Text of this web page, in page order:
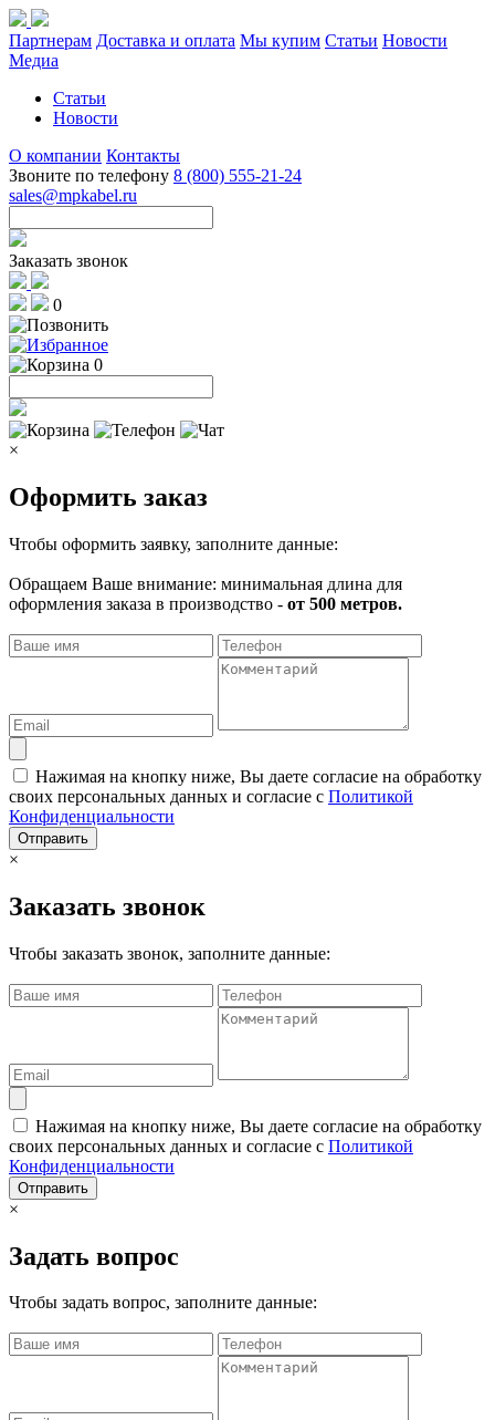
Партнерам Доставка и оплата Мы купим Статьи Новости
Медиа
Статьи
Новости
О компании Контакты
Звоните по телефону 8 (800) 555-21-24
sales@mpkabel.ru
Заказать звонок
0
0
×
Оформить заказ
Чтобы оформить заявку, заполните данные:
Обращаем Ваше внимание: минимальная длина для
оформления заказа в производство - от 500 метров.
Нажимая на кнопку ниже, Вы даете согласие на обработку
своих персональных данных и согласие с Политикой
Конфиденциальности
Отправить
×
Заказать звонок
Чтобы заказать звонок, заполните данные:
Нажимая на кнопку ниже, Вы даете согласие на обработку
своих персональных данных и согласие с Политикой
Конфиденциальности
Отправить
×
Задать вопрос
Чтобы задать вопрос, заполните данные: